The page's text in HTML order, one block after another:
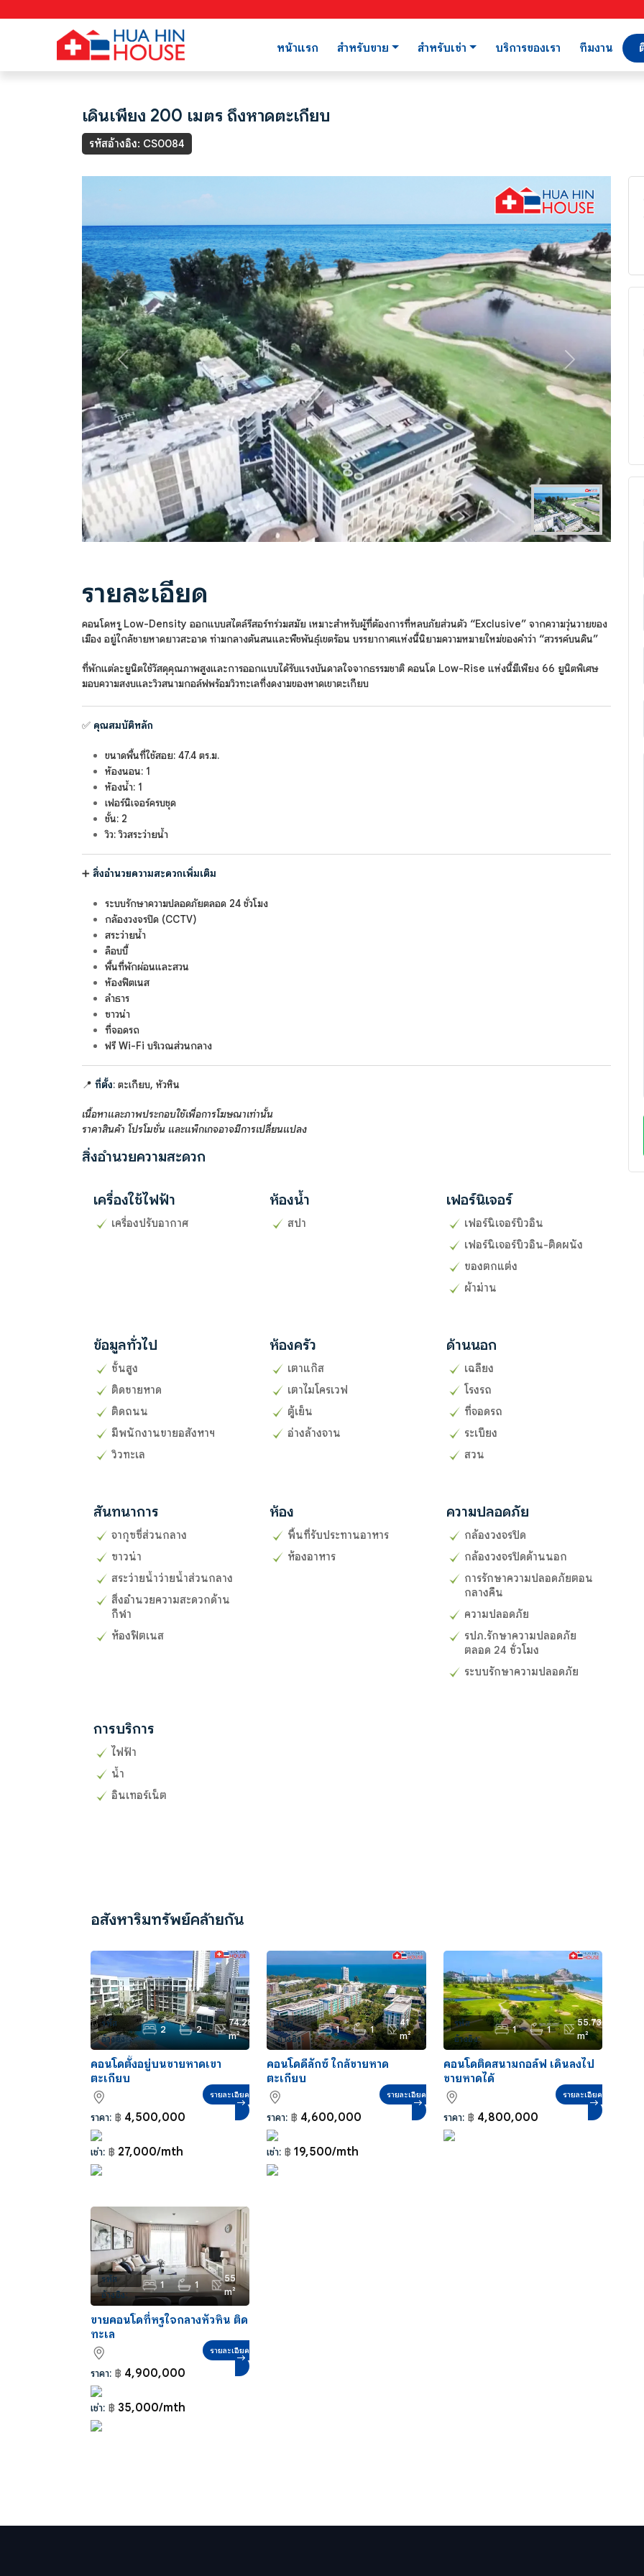
หน้าแรก สำหรับขาย สำหรับเช่า บริการของเรา ทีมงาน
เดินเพียง 200 เมตร ถึงหาดตะเกียบ
รหัสอ้างอิง: CS0084
Previous Next
รายละเอียด
คอนโดหรู Low-Density ออกแบบสไตล์รีสอร์ทร่วมสมัย เหมาะสำหรับผู้ที่ต้องการที่หลบภัยส่วนตัว “Exclusive” จากความวุ่นวายของ
เมือง อยู่ใกล้ชายหาดยาวสะอาด ท่ามกลางต้นสนและพืชพันธุ์เขตร้อน บรรยากาศแห่งนี้นิยามความหมายใหม่ของคำว่า “สวรรค์บนดิน”
ที่พักแต่ละยูนิตใช้วัสดุคุณภาพสูงและการออกแบบได้รับแรงบันดาลใจจากธรรมชาติ คอนโด Low-Rise แห่งนี้มีเพียง 66 ยูนิตพิเศษ
มอบความสงบและวิวสนามกอล์ฟพร้อมวิวทะเลที่งดงามของหาดเขาตะเกียบ
✅ คุณสมบัติหลัก
ขนาดพื้นที่ใช้สอย: 47.4 ตร.ม.
ห้องนอน: 1
ห้องน้ำ: 1
เฟอร์นิเจอร์ครบชุด
ชั้น: 2
วิว: วิวสระว่ายน้ำ
➕ สิ่งอำนวยความสะดวกเพิ่มเติม
ระบบรักษาความปลอดภัยตลอด 24 ชั่วโมง
กล้องวงจรปิด (CCTV)
สระว่ายน้ำ
ล็อบบี้
พื้นที่พักผ่อนและสวน
ห้องฟิตเนส
ลำธาร
ซาวน่า
ที่จอดรถ
ฟรี Wi-Fi บริเวณส่วนกลาง
📍 ที่ตั้ง: ตะเกียบ, หัวหิน
เนื้อหาและภาพประกอบใช้เพื่อการโฆษณาเท่านั้น
ราคาสินค้า โปรโมชั่น และแพ็กเกจอาจมีการเปลี่ยนแปลง
สิ่งอำนวยความสะดวก
เครื่องใช้ไฟฟ้า
เครื่องปรับอากาศ
ห้องน้ำ
สปา
เฟอร์นิเจอร์
เฟอร์นิเจอร์บิวอิน
เฟอร์นิเจอร์บิวอิน-ติดผนัง
ของตกแต่ง
ผ้าม่าน
ข้อมูลทั่วไป
ชั้นสูง
ติดชายหาด
ติดถนน
มีพนักงานขายอสังหาฯ
วิวทะเล
ห้องครัว
เตาแก๊ส
เตาไมโครเวฟ
ตู้เย็น
อ่างล้างจาน
ด้านนอก
เฉลียง
โรงรถ
ที่จอดรถ
ระเบียง
สวน
สันทนาการ
จากุซซี่ส่วนกลาง
ซาวน่า
สระว่ายน้ำว่ายน้ำส่วนกลาง
สิ่งอำนวยความสะดวกด้าน
กีฬา
ห้องฟิตเนส
ห้อง
พื้นที่รับประทานอาหาร
ห้องอาหาร
ความปลอดภัย
กล้องวงจรปิด
กล้องวงจรปิดด้านนอก
การรักษาความปลอดภัยตอน
กลางคืน
ความปลอดภัย
รปภ.รักษาความปลอดภัย
ตลอด 24 ชั่วโมง
ระบบรักษาความปลอดภัย
การบริการ
ไฟฟ้า
น้ำ
อินเทอร์เน็ต
อสังหาริมทรัพย์คล้ายกัน
รหัส
อ้างอิง:
CS0069
2 2
74.28
m²
คอนโดตั้งอยู่บนชายหาดเขา
ตะเกียบ
ราคา: ฿ 4,500,000
เช่า: ฿ 27,000/mth
รายละเอียด
รหัส
อ้างอิง:
CR0027
1 1
41
m²
คอนโดดีลักซ์ ใกล้ชายหาด
ตะเกียบ
ราคา: ฿ 4,600,000
เช่า: ฿19,500/mth
รายละเอียด
รหัส
อ้างอิง:
CS0088
1 1
55.73
m²
คอนโดติดสนามกอล์ฟ เดินลงไป
ชายหาดได้
ราคา:฿ 4,800,000
รายละเอียด
รหัส
อ้างอิง:
1 1
55
m²
ขายคอนโดที่หรูใจกลางหัวหิน ติด
ทะเล
ราคา: ฿ 4,900,000
เช่า: ฿ 35,000/mth
รายละเอียด